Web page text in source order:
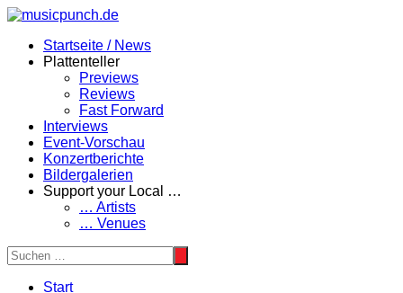
Zum
springenStartseite / News
Plattenteller
Previews
Reviews
Fast Forward
Interviews
Event-Vorschau
Konzertberichte
Bildergalerien
Support your Local …
… Artists
… Venues
Start